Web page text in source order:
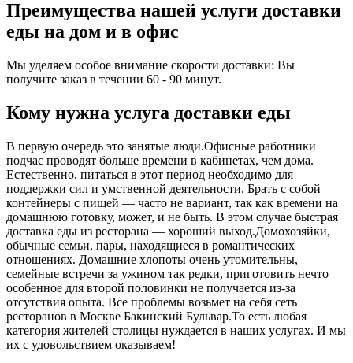
Преимущества нашей услуги доставки
еды на дом и в офис
Мы уделяем особое внимание скорости доставки: Вы
получите заказ в течении 60 - 90 минут.
Кому нужна услуга доставки еды
В первую очередь это занятые люди.Офисные работники
подчас проводят больше времени в кабинетах, чем дома.
Естественно, питаться в этот период необходимо для
поддержки сил и умственной деятельности. Брать с собой
контейнеры с пищей ― часто не вариант, так как времени на
домашнюю готовку, может, и не быть. В этом случае быстрая
доставка еды из ресторана ― хороший выход.Домохозяйки,
обычные семьи, пары, находящиеся в романтических
отношениях. Домашние хлопоты очень утомительны,
семейные встречи за ужином так редки, приготовить нечто
особенное для второй половинки не получается из-за
отсутствия опыта. Все проблемы возьмет на себя сеть
ресторанов в Москве Бакинский Бульвар.То есть любая
категория жителей столицы нуждается в наших услугах. И мы
их с удовольствием оказываем!